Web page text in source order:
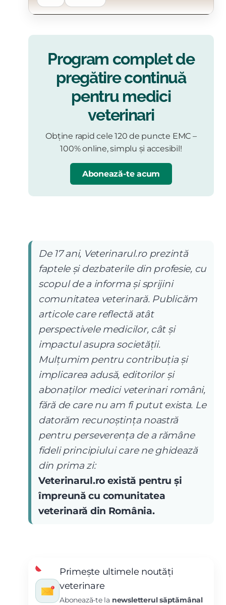
Program complet de
pregătire continuă
pentru medici
veterinari
Obține rapid cele 120 de puncte EMC –
100% online, simplu și accesibil!
Abonează-te acum
De 17 ani, Veterinarul.ro prezintă
faptele și dezbaterile din profesie, cu
scopul de a informa și sprijini
comunitatea veterinară. Publicăm
articole care reflectă atât
perspectivele medicilor, cât și
impactul asupra societății.
Mulțumim pentru contribuția și
implicarea adusă, editorilor și
abonaților medici veterinari români,
fără de care nu am fi putut exista. Le
datorăm recunoștința noastră
pentru perseverența de a rămâne
fideli principiului care ne ghidează
din prima zi:
Veterinarul.ro există pentru și
împreună cu comunitatea
veterinară din România.
Primește ultimele noutăți
veterinare
Abonează-te la newsletterul săptămânal